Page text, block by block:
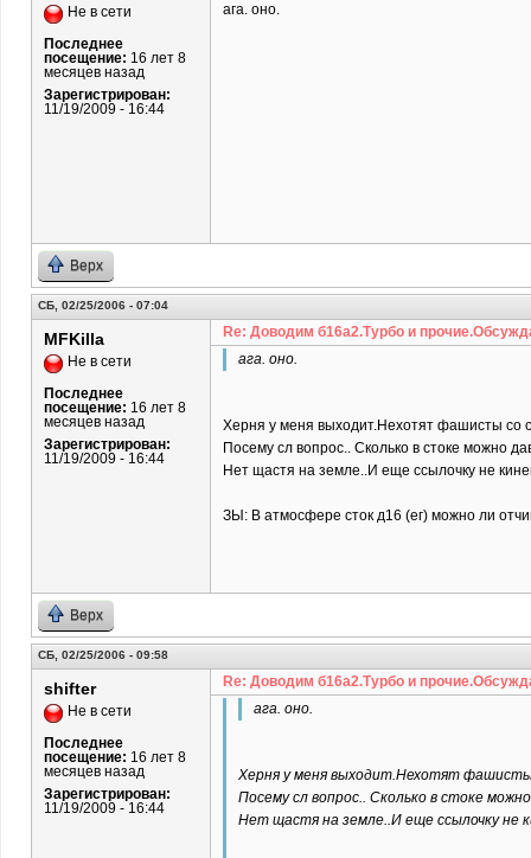
Не в сети
Последнее
посещение: 16 лет 8
месяцев назад
Зарегистрирован:
11/19/2009 - 16:44
ага. оно.
Верх
СБ, 02/25/2006 - 07:04
MFKilla
Не в сети
Последнее
посещение: 16 лет 8
месяцев назад
Зарегистрирован:
11/19/2009 - 16:44
Re: Доводим б16а2.Турбо и
ага. оно.
Херня у меня выходит.Нехотят фашисты со
Посему сл вопрос.. Сколько в стоке можно
Нет щастя на земле..И еще ссылочку не
ЗЫ: В атмосфере сток д16 (ег) можно ли
Верх
СБ, 02/25/2006 - 09:58
shifter
Не в сети
Последнее
посещение: 16 лет 8
месяцев назад
Зарегистрирован:
11/19/2009 - 16:44
Re: Доводим б16а2.Турбо и
ага. оно.
Херня у меня выходит.Нехотят
Посему сл вопрос.. Сколько в стоке
Нет щастя на земле..И еще ссылочку не